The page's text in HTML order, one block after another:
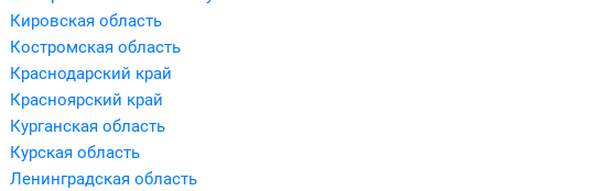
Кировская область
Костромская область
Краснодарский край
Красноярский край
Курганская область
Курская область
Ленинградская область